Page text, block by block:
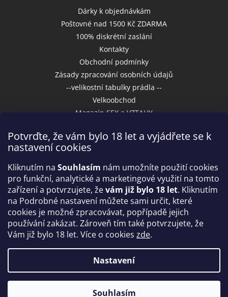
Potvrďte, že vám bylo 18 let a vyjádřete se k
nastavení cookies
Kliknutím na Souhlasím nám umožníte použití cookies
pro funkční, analytické a marketingové využití na tomto
zařízení a potvrzujete, ževám již bylo 18 let. Kliknutím
na Podrobné nastavení můžete sami určit, které
cookies je možné zpracovávat, popřípadě jejich
používání zakázat. Zároveň tím také potvrzujete, že
Vám již bylo 18 let. Více o cookies zde.
Nastavení
Souhlasím
Dárky k objednávkám
Poštovné nad 1500 Kč ZDARMA
100% diskrétní zaslání
Kontakty
Obchodní podmínky
Zásady zpracování osobních údajů
--velikostní tabulky prádla --
Velkoobchod
Magazín SEX a VZTAHY
Přijímáme online platby
Copyright 2026IntimniNakupy.cz. Všechna práva
vyhrazena.